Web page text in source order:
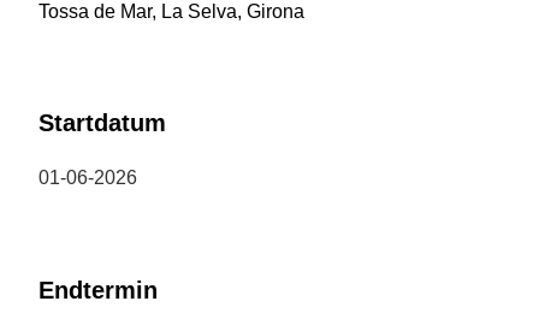
Tossa de Mar, La Selva, Girona
Startdatum
01-06-2026
Endtermin